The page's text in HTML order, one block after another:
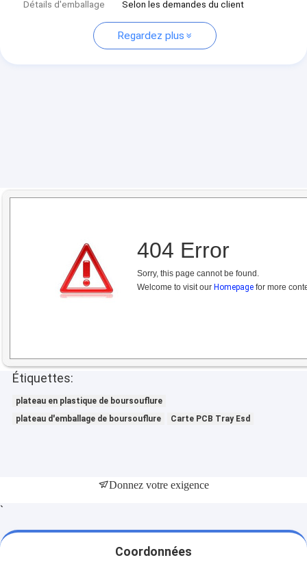
Détails d'emballage
Selon les demandes du client
Regardez plus
404 Error
Sorry, this page cannot be found.
Welcome to visit our Homepage for more
Étiquettes:
plateau en plastique de boursouflure
plateau d'emballage de boursouflure
Carte PCB Tray Esd
Donnez votre exigence
`
Coordonnées